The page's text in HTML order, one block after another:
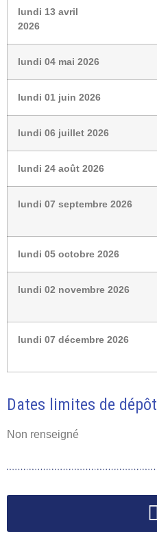
lundi 13 avril
2026
lundi 04 mai 2026
lundi 01 juin 2026
lundi 06 juillet 2026
lundi 24 août 2026
lundi 07 septembre 2026
lundi 05 octobre 2026
lundi 02 novembre 2026
lundi 07 décembre 2026
Dates limites de dépôt
Non renseigné